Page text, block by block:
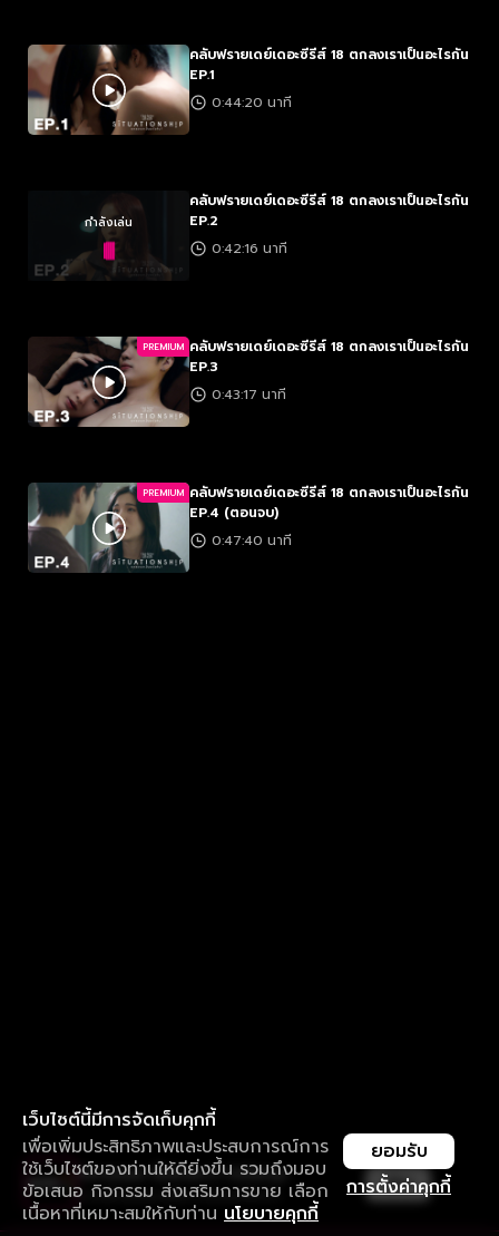
คลับฟรายเดย์เดอะซีรีส์ 18 ตกลงเราเป็นอะไรกัน
EP.1
0:44:20 นาที
กำลังเล่น
คลับฟรายเดย์เดอะซีรีส์ 18 ตกลงเราเป็นอะไรกัน
EP.2
0:42:16 นาที
PREMIUM คลับฟรายเดย์เดอะซีรีส์ 18 ตกลงเราเป็นอะไรกัน
EP.3
0:43:17 นาที
PREMIUM คลับฟรายเดย์เดอะซีรีส์ 18 ตกลงเราเป็นอะไรกัน
EP.4 (ตอนจบ)
0:47:40 นาที
เว็บไซต์นี้มีการจัดเก็บคุกกี้
เพื่อเพิ่มประสิทธิภาพและประสบการณ์การ
ใช้เว็บไซต์ของท่านให้ดียิ่งขึ้น รวมถึงมอบ
ข้อเสนอ กิจกรรม ส่งเสริมการขาย เลือก
เนื้อหาที่เหมาะสมให้กับท่าน นโยบายคุกกี้
การตั้งค่าคุกกี้
ยอมรับ
ใช้งานแอป ลื่นไหลกว่า ไม่มีสะดุด
ดาวน์โหลดแอปเพื่อการรับชมที่ดีกว่า เปิด